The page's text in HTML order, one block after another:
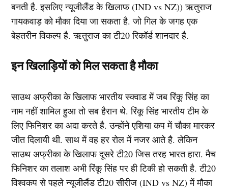
बनती है. इसलिए न्यूजीलैंड के खिलाफ (IND vs NZ)) ऋतुराज
गायकवाड़ को मौका दिया जा सकता है. जो गिल के जगह एक
बेहतरीन विकल्प है. ऋतुराज का टी20 रिकॉर्ड शानदार है.
इन खिलाड़ियों को मिल सकता है मौका
साउथ अफ्रीका के खिलाफ भारतीय स्क्वाड में जब रिंकू सिंह का
नाम नहीं शामिल हुआ तो सब हैरान थे. रिंकू सिंह भारतीय टीम के
लिए फिनिशर का अदा करते है. उन्होंने एशिया कप में चौका मारकर
जीत दिलायी थी. साथ में वह हर रोल में नजर आते है. लेकिन
साउथ अफ्रीका के खिलाफ दूसरे टी20 जिस तरह भारत हारा. मैच
फिनिशर का तलाश अभी रिंकू सिंह पर ही टिकी हो सकती है. टी20
विश्वकप से पहले न्यूजीलैंड टी20 सीरीज (IND vs NZ) में मौका